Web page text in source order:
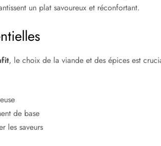
un plat savoureux et réconfortant.
, le choix de la viande et des épices est
de base
les saveurs